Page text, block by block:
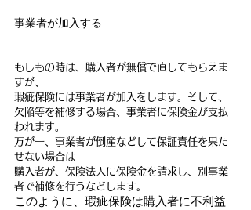
事業者が加入する
もしもの時は、購入者が無償で直してもらえま
すが、
瑕疵保険には事業者が加入をします。そして、
欠陥等を補修する場合、事業者に保険金が支払
われます。
万が一、事業者が倒産などして保証責任を果た
せない場合は
購入者が、保険法人に保険金を請求し、別事業
者で補修を行うなどします。
このように、瑕疵保険は購入者に不利益